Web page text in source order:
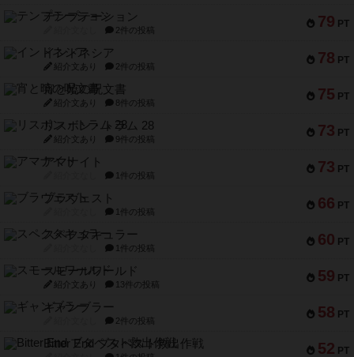
79 PT
テンプテーション
2件の投稿
78 PT
インドネシア
紹介文あり 2件の投稿
75 PT
宵と暁の呪文書
紹介文あり 8件の投稿
73 PT
リスボン・トラム 28
紹介文あり 9件の投稿
73 PT
アマナイト
1件の投稿
66 PT
ブラヴェスト
1件の投稿
60 PT
スペクタキュラー
1件の投稿
59 PT
スモールワールド
紹介文あり 13件の投稿
58 PT
ギャンブラー
2件の投稿
52 PT
Bitter End ブタペスト救出作戦